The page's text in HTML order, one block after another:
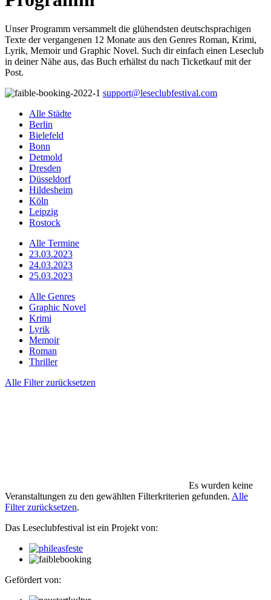
Unser Programm versammelt die glühendsten deutschsprachigen
Texte der vergangenen 12 Monate aus den Genres Roman, Krimi,
Lyrik, Memoir und Graphic Novel. Such dir einfach einen Leseclub
in deiner Nähe aus, das Buch erhältst du nach Ticketkauf mit der
Post.
support@leseclubfestival.com
Alle Städte
Berlin
Bielefeld
Bonn
Detmold
Dresden
Düsseldorf
Hildesheim
Köln
Leipzig
Rostock
Alle Termine
23.03.2023
24.03.2023
25.03.2023
Alle Genres
Graphic Novel
Krimi
Lyrik
Memoir
Roman
Thriller
Alle Filter zurücksetzen
Es wurden keine
Veranstaltungen zu den gewählten Filterkriterien gefunden. Alle
Filter zurücksetzen.
Das Leseclubfestival ist ein Projekt von:
Gefördert von: